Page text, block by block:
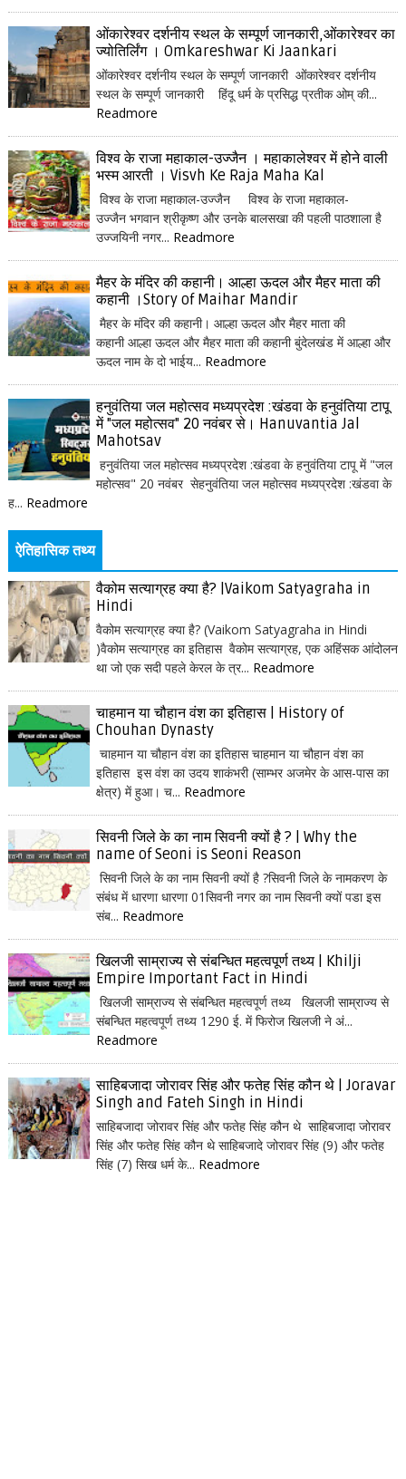
ओंकारेश्वर दर्शनीय स्थल के सम्पूर्ण जानकारी,ओंकारेश्वर का
ज्योतिर्लिंग । Omkareshwar Ki Jaankari
ओंकारेश्वर दर्शनीय स्थल के सम्पूर्ण जानकारी ओंकारेश्वर दर्शनीय
स्थल के सम्पूर्ण जानकारी हिंदू धर्म के प्रसिद्ध प्रतीक ओम् की...
Readmore
विश्व के राजा महाकाल-उज्जैन । महाकालेश्वर में होने वाली
भस्म आरती । Visvh Ke Raja Maha Kal
विश्व के राजा महाकाल-उज्जैन विश्व के राजा महाकाल-
उज्जैन भगवान श्रीकृष्ण और उनके बालसखा की पहली पाठशाला है
उज्जयिनी नगर... Readmore
मैहर के मंदिर की कहानी। आल्हा ऊदल और मैहर माता की
कहानी ।Story of Maihar Mandir
मैहर के मंदिर की कहानी। आल्हा ऊदल और मैहर माता की
कहानी आल्हा ऊदल और मैहर माता की कहानी बुंदेलखंड में आल्हा और
ऊदल नाम के दो भाईय... Readmore
हनुवंतिया जल महोत्सव मध्यप्रदेश :खंडवा के हनुवंतिया टापू
में "जल महोत्सव" 20 नवंबर से। Hanuvantia Jal
Mahotsav
हनुवंतिया जल महोत्सव मध्यप्रदेश :खंडवा के हनुवंतिया टापू में "जल
महोत्सव" 20 नवंबर सेहनुवंतिया जल महोत्सव मध्यप्रदेश :खंडवा के
ह... Readmore
ऐतिहासिक तथ्य
वैकोम सत्याग्रह क्या है? |Vaikom Satyagraha in
Hindi
वैकोम सत्याग्रह क्या है? (Vaikom Satyagraha in Hindi
)वैकोम सत्याग्रह का इतिहास वैकोम सत्याग्रह, एक अहिंसक आंदोलन
था जो एक सदी पहले केरल के त्र... Readmore
चाहमान या चौहान वंश का इतिहास | History of
Chouhan Dynasty
चाहमान या चौहान वंश का इतिहास चाहमान या चौहान वंश का
इतिहास इस वंश का उदय शाकंभरी (साम्भर अजमेर के आस-पास का
क्षेत्र) में हुआ। च... Readmore
सिवनी जिले के का नाम सिवनी क्यों है ? | Why the
name of Seoni is Seoni Reason
सिवनी जिले के का नाम सिवनी क्यों है ?सिवनी जिले के नामकरण के
संबंध में धारणा धारणा 01सिवनी नगर का नाम सिवनी क्यों पडा इस
संब... Readmore
खिलजी साम्राज्य से संबन्धित महत्वपूर्ण तथ्य | Khilji
Empire Important Fact in Hindi
खिलजी साम्राज्य से संबन्धित महत्वपूर्ण तथ्य खिलजी साम्राज्य से
संबन्धित महत्वपूर्ण तथ्य 1290 ई. में फिरोज खिलजी ने अं...
Readmore
साहिबजादा जोरावर सिंह और फतेह सिंह कौन थे | Joravar
Singh and Fateh Singh in Hindi
साहिबजादा जोरावर सिंह और फतेह सिंह कौन थे साहिबजादा जोरावर
सिंह और फतेह सिंह कौन थे साहिबजादे जोरावर सिंह (9) और फतेह
सिंह (7) सिख धर्म के... Readmore